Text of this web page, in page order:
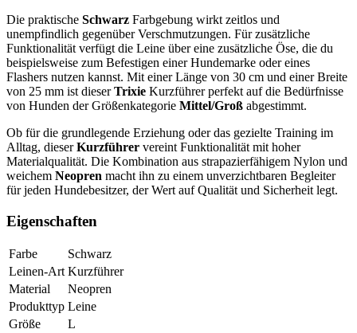
Die praktische Schwarz Farbgebung wirkt zeitlos und
unempfindlich gegenüber Verschmutzungen. Für zusätzliche
Funktionalität verfügt die Leine über eine zusätzliche Öse, die du
beispielsweise zum Befestigen einer Hundemarke oder eines
Flashers nutzen kannst. Mit einer Länge von 30 cm und einer Breite
von 25 mm ist dieserTrixie Kurzführer perfekt auf die Bedürfnisse
von Hunden der Größenkategorie Mittel/Groß abgestimmt.
Ob für die grundlegende Erziehung oder das gezielte Training im
Alltag, dieserKurzführer vereint Funktionalität mit hoher
Materialqualität. Die Kombination aus strapazierfähigem Nylon und
weichem Neopren macht ihn zu einem unverzichtbaren Begleiter
für jeden Hundebesitzer, der Wert auf Qualität und Sicherheit legt.
Eigenschaften
Farbe
Schwarz
Leinen-Art Kurzführer
Material
Neopren
Produkttyp Leine
Größe
L